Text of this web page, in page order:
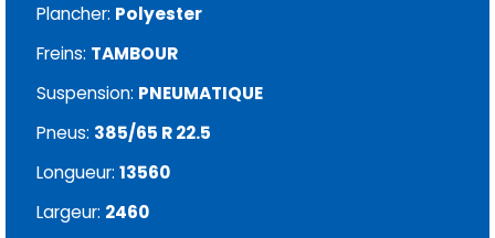
Plancher: Polyester
Freins: TAMBOUR
Suspension: PNEUMATIQUE
Pneus: 385/65 R 22.5
Longueur: 13560
Largeur: 2460